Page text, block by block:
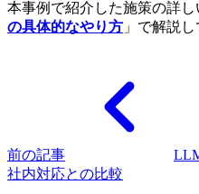
本事例で紹介した施策の詳し
の具体的なやり方 」で解説し
前の記事
社内対応との比較